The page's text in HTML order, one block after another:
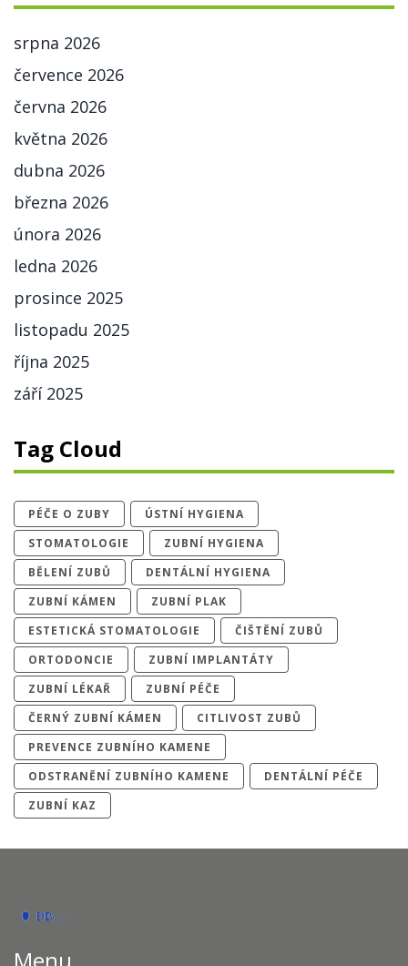
srpna 2026
července 2026
června 2026
května 2026
dubna 2026
března 2026
února 2026
ledna 2026
prosince 2025
listopadu 2025
října 2025
září 2025
Tag Cloud
PÉČE O ZUBY
ÚSTNÍ HYGIENA
STOMATOLOGIE
ZUBNÍ HYGIENA
BĚLENÍ ZUBŮ
DENTÁLNÍ HYGIENA
ZUBNÍ KÁMEN
ZUBNÍ PLAK
ESTETICKÁ STOMATOLOGIE
ČIŠTĚNÍ ZUBŮ
ORTODONCIE
ZUBNÍ IMPLANTÁTY
ZUBNÍ LÉKAŘ
ZUBNÍ PÉČE
ČERNÝ ZUBNÍ KÁMEN
CITLIVOST ZUBŮ
PREVENCE ZUBNÍHO KAMENE
ODSTRANĚNÍ ZUBNÍHO KAMENE
DENTÁLNÍ PÉČE
ZUBNÍ KAZ
Menu